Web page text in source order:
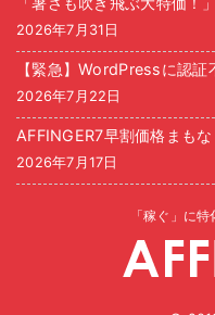
「暑さも吹き飛ぶ大特価！
2026年7月31日
【緊急】WordPressに認
2026年7月22日
AFFINGER7早割価格まも
2026年7月17日
「稼ぐ」に